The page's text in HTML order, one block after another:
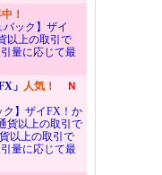
！
バック】ザイ
以上の取引で
量に応じて最
」 人気！
Ｎ
ク】ザイFX！か
貨以上の取引で
以上の取引で
量に応じて最